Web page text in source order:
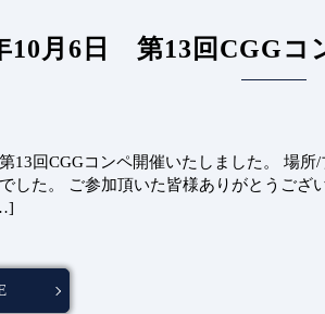
10月6日 第13回CGGコ
13回CGGコンペ開催いたしました。 場
した。 ご参加頂いた皆様ありがとうござ